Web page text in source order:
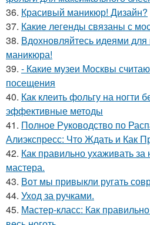
36. Красивый маникюр! Дизайн?
37. Какие легенды связаны с
38. Вдохновляйтесь идеями
маникюра!
39. - Какие музеи Москвы
посещения
40. Как клеить фольгу на ногти
эффективные методы
41. Полное Руководство по
Алиэкспресс: Что Ждать и Как
42. Как правильно ухаживать
мастера.
43. Вот мы привыкли ругать
44. Уход за ручками.
45. Мастер-класс: Как